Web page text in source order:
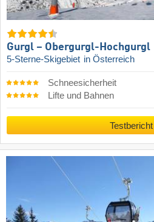
Gurgl – Obergurgl-Hochgurgl
5-Sterne-Skigebiet in Österreich
Schneesicherheit
Lifte und Bahnen
Testbericht